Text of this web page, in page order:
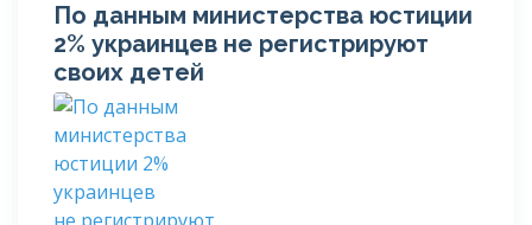
По данным министерства юстиции
2% украинцев не регистрируют
своих детей